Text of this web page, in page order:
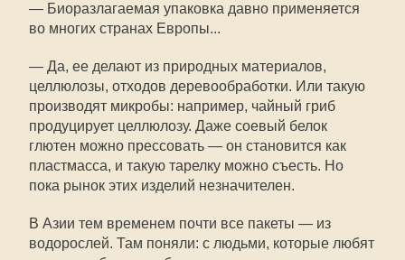
— Биоразлагаемая упаковка давно применяется
во многих странах Европы...
— Да, ее делают из природных материалов,
целлюлозы, отходов деревообработки. Или такую
производят микробы: например, чайный гриб
продуцирует целлюлозу. Даже соевый белок
глютен можно прессовать — он становится как
пластмасса, и такую тарелку можно съесть. Но
пока рынок этих изделий незначителен.
В Азии тем временем почти все пакеты — из
водорослей. Там поняли: с людьми, которые любят